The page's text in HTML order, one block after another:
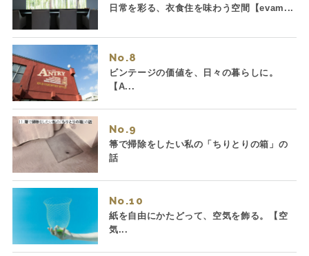
日常を彩る、衣食住を味わう空間【evam...
No.
ビンテージの価値を、日々の暮らしに。
【A...
No.
箒で掃除をしたい私の「ちりとりの箱」の
話
No.
紙を自由にかたどって、空気を飾る。【空
気...